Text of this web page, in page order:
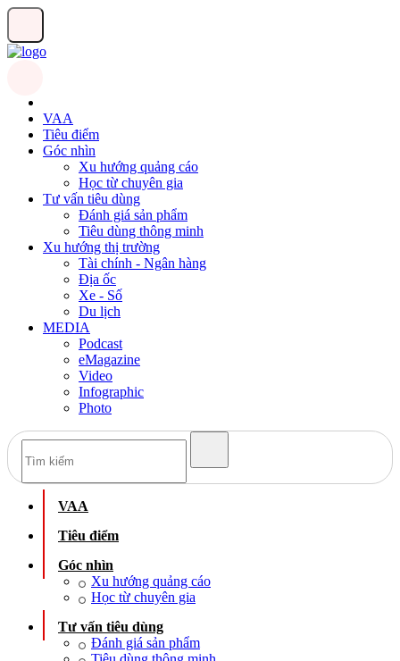
VAA
Tiêu điểm
Góc nhìn
Xu hướng quảng cáo
Học từ chuyên gia
Tư vấn tiêu dùng
Đánh giá sản phẩm
Tiêu dùng thông minh
Xu hướng thị trường
Tài chính - Ngân hàng
Địa ốc
Xe - Số
Du lịch
MEDIA
Podcast
eMagazine
Video
Infographic
Photo
VAA
Tiêu điểm
Góc nhìn
Xu hướng quảng cáo
Học từ chuyên gia
Tư vấn tiêu dùng
Đánh giá sản phẩm